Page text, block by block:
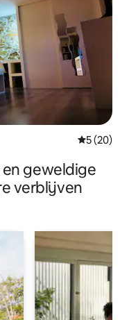
5 (20)
geweldige
verblijven